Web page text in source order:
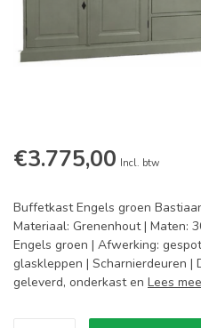
€3.775,00 Incl. btw
Buffetkast Engels groen
Materiaal: Grenenhout | Maten:
Engels groen | Afwerking:
glaskleppen | Scharnierdeuren |
geleverd, onderkast en Lees